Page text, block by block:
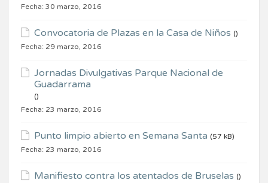
Fecha: 30 marzo, 2016
Convocatoria de Plazas en la Casa de Niños ()
Fecha: 29 marzo, 2016
Jornadas Divulgativas Parque Nacional de
Guadarrama
()
Fecha: 23 marzo, 2016
Punto limpio abierto en Semana Santa (57 kB)
Fecha: 23 marzo, 2016
Manifiesto contra los atentados de Bruselas ()